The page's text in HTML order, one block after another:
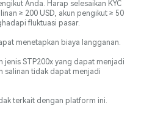
Anda. Harap selesaikan KYC
≥ 200 USD, akun pengikut ≥ 50
fluktuasi pasar.
menetapkan biaya langganan.
jenis STP200x yang dapat menjadi
salinan tidak dapat menjadi
terkait dengan platform ini.